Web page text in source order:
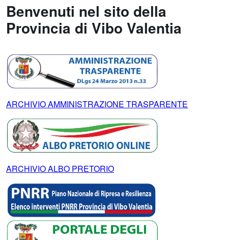
Benvenuti nel sito della
Provincia di Vibo Valentia
ARCHIVIO AMMINISTRAZIONE TRASPARENTE
ARCHIVIO ALBO PRETORIO